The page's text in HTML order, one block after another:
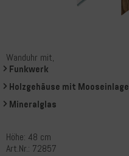
Wanduhr mit,
Funkwerk
Holzgehäuse mit Mooseinlage
Mineralglas
Höhe: 48 cm
Art.Nr.: 72857